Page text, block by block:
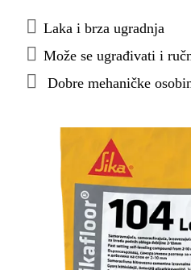
Laka i brza ugradnja
Može se ugrađivati i
Dobre mehaničke